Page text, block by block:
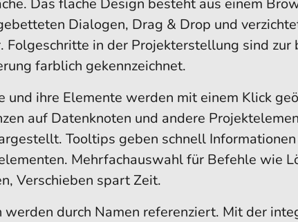
Das flache Design besteht aus einem
Dialogen, Drag & Drop und
Folgeschritte in der Projekterstellung sind zur
farblich gekennzeichnet.
und ihre Elemente werden mit einem Klick
auf Datenknoten und andere
Tooltips geben schnell Informationen
Mehrfachauswahl für Befehle wie
Verschieben spart Zeit.
werden durch Namen referenziert. Mit der